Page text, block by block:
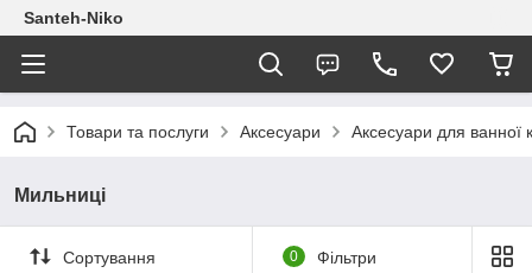
Santeh-Niko
Товари та послуги Аксесуари Аксесуари для ванної
Мильниці
Сортування 0 Фільтри